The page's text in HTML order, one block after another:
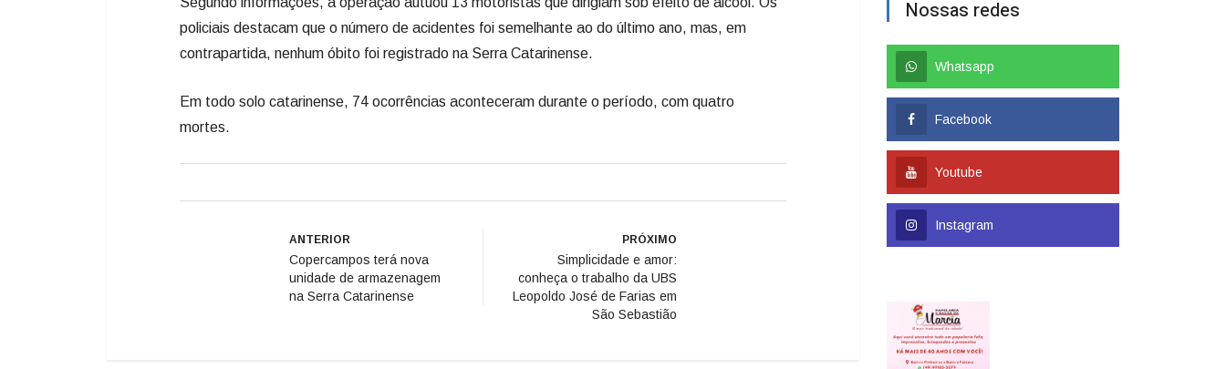
policiais destacam que o número de acidentes foi semelhante ao do último ano, mas, em
contrapartida, nenhum óbito foi registrado na Serra Catarinense.
Em todo solo catarinense, 74 ocorrências aconteceram durante o período, com quatro
mortes.
ANTERIOR
Copercampos terá nova
unidade de armazenagem
na Serra Catarinense
PRÓXIMO
Simplicidade e amor:
conheça o trabalho da UBS
Leopoldo José de Farias em
São Sebastião
Nossas redes
Whatsapp
Facebook
Youtube
Instagram